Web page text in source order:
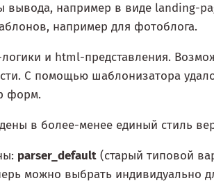
например в виде landing-
например для фотоблога.
и html-представления.
С помощью шаблонизатора
форм.
в более-менее единый стиль
parser_default (старый типовой
можно выбрать индивидуально